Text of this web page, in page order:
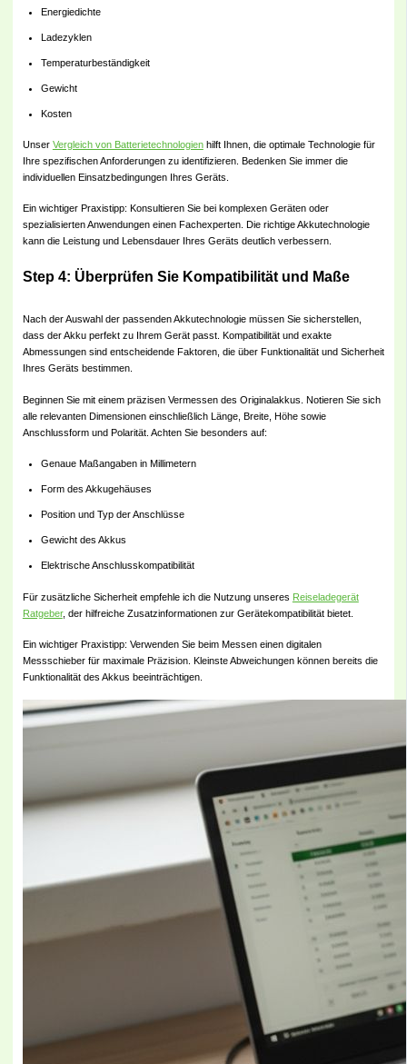
Energiedichte
Ladezyklen
Temperaturbeständigkeit
Gewicht
Kosten
Unser Vergleich von Batterietechnologienhilft Ihnen, die optimale Technologie für
Ihre spezifischen Anforderungen zu identifizieren. Bedenken Sie immer die
individuellen Einsatzbedingungen Ihres Geräts.
Ein wichtiger Praxistipp: Konsultieren Sie bei komplexen Geräten oder
spezialisierten Anwendungen einen Fachexperten. Die richtige Akkutechnologie
kann die Leistung und Lebensdauer Ihres Geräts deutlich verbessern.
Step 4: Überprüfen Sie Kompatibilität und Maße
Nach der Auswahl der passenden Akkutechnologie müssen Sie sicherstellen,
dass der Akku perfekt zu Ihrem Gerät passt. Kompatibilität und exakte
Abmessungen sind entscheidende Faktoren, die über Funktionalität und Sicherheit
Ihres Geräts bestimmen.
Beginnen Sie mit einem präzisen Vermessen des Originalakkus. Notieren Sie sich
alle relevanten Dimensionen einschließlich Länge, Breite, Höhe sowie
Anschlussform und Polarität. Achten Sie besonders auf:
Genaue Maßangaben in Millimetern
Form des Akkugehäuses
Position und Typ der Anschlüsse
Gewicht des Akkus
Elektrische Anschlusskompatibilität
Für zusätzliche Sicherheit empfehle ich die Nutzung unseres Reiseladegerät
Ratgeber, der hilfreiche Zusatzinformationen zur Gerätekompatibilität bietet.
Ein wichtiger Praxistipp: Verwenden Sie beim Messen einen digitalen
Messschieber für maximale Präzision. Kleinste Abweichungen können bereits die
Funktionalität des Akkus beeinträchtigen.